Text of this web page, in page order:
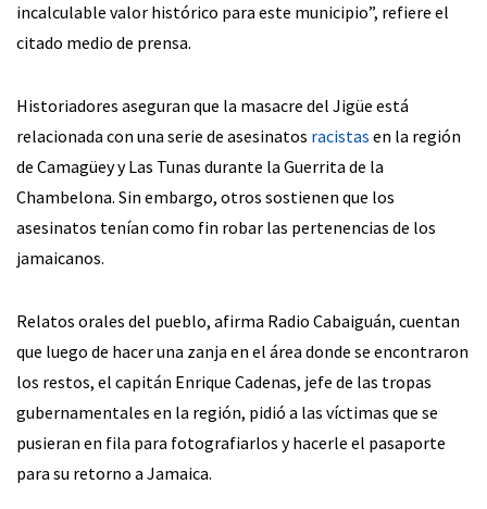
incalculable valor histórico para este municipio”, refiere el
citado medio de prensa.
Historiadores aseguran que la masacre del Jigüe está
relacionada con una serie de asesinatos racistas en la región
de Camagüey y Las Tunas durante la Guerrita de la
Chambelona. Sin embargo, otros sostienen que los
asesinatos tenían como fin robar las pertenencias de los
jamaicanos.
Relatos orales del pueblo, afirma Radio Cabaiguán, cuentan
que luego de hacer una zanja en el área donde se encontraron
los restos, el capitán Enrique Cadenas, jefe de las tropas
gubernamentales en la región, pidió a las víctimas que se
pusieran en fila para fotografiarlos y hacerle el pasaporte
para su retorno a Jamaica.